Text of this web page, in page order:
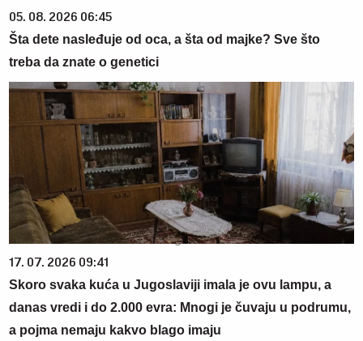
05. 08. 2026 06:45
Šta dete nasleđuje od oca, a šta od majke? Sve što
treba da znate o genetici
17. 07. 2026 09:41
Skoro svaka kuća u Jugoslaviji imala je ovu lampu, a
danas vredi i do 2.000 evra: Mnogi je čuvaju u podrumu,
a pojma nemaju kakvo blago imaju